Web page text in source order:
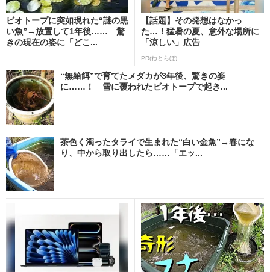
ビオトープに突如現れた“謎の黒
い魚”→放置して1年後…… 驚
きの現在の姿に「どこ...
【話題】その発想はなかっ
た…！猛暑の夏、意外な場所に
「涼しい」広告
PR(ねとらぼ)
“無給餌”で育てたメダカが3年後、驚きの姿
に……！ 雪に覆われたビオトープで起き...
茶色く濁ったタライで生まれた“白い金魚”→春にな
り、中から取り出したら……「エッ...